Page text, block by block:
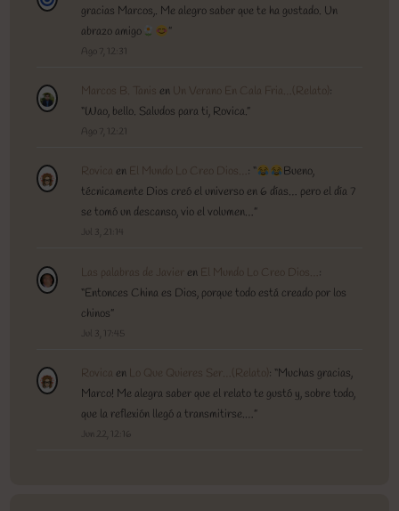
gracias Marcos,. Me alegro saber que te ha gustado. Un
abrazo amigo
”
Ago 7, 12:31
Marcos B. Tanis en Un Verano En Cala Fria…(Relato) :
“Wao, bello. Saludos para ti, Rovica.”
Ago 7, 12:21
Rovica en El Mundo Lo Creo Dios… : “
Bueno,
técnicamente Dios creó el universo en 6 días… pero el día 7
se tomó un descanso, vio el volumen…”
Jul 3, 21:14
Las palabras de Javier en El Mundo Lo Creo Dios… :
“Entonces China es Dios, porque todo está creado por los
chinos”
Jul 3, 17:45
Rovica en Lo Que Quieres Ser…(Relato) : “Muchas gracias,
Marco! Me alegra saber que el relato te gustó y, sobre todo,
que la reflexión llegó a transmitirse.…”
Jun 22, 12:16